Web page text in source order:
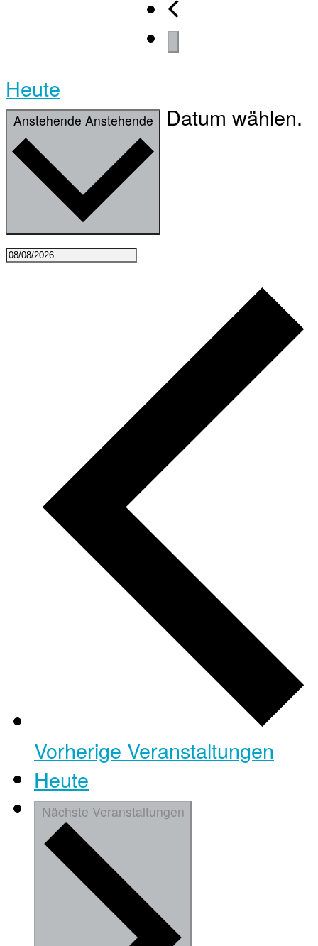
Heute
Anstehende Anstehende Datum wählen.
Vorherige Veranstaltungen
Heute
Nächste Veranstaltungen